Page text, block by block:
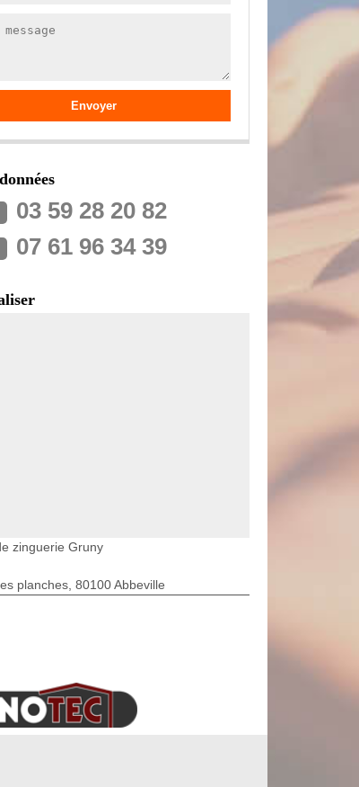
03 59 28 20 82
07 61 96 34 39
zinguerie Gruny
planches, 80100 Abbeville